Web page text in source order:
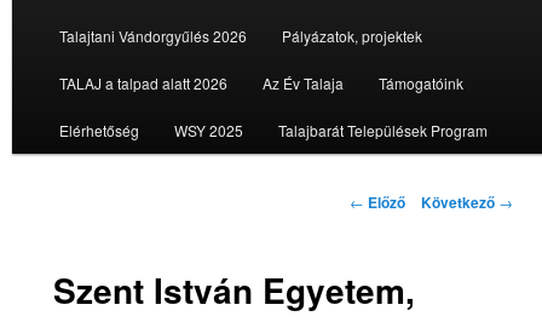
Talajtani Vándorgyűlés 2026 Pályázatok, projektek
TALAJ a talpad alatt 2026 Az Év Talaja Támogatóink
Elérhetőség WSY 2025 Talajbarát Települések Program
Bejegyzés
← Előző Következő →
Szent István Egyetem,